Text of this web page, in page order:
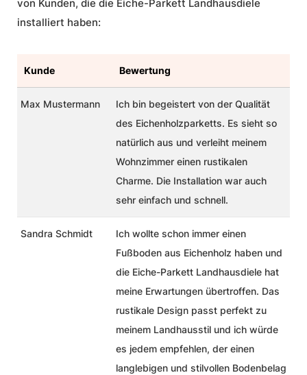
von Kunden, die die Eiche-Parkett Landhausdiele
installiert haben:
Kunde Bewertung
Max Mustermann
Ich bin begeistert von der Qualität
des Eichenholzparketts. Es sieht so
natürlich aus und verleiht meinem
Wohnzimmer einen rustikalen
Charme. Die Installation war auch
sehr einfach und schnell.
Sandra Schmidt
Ich wollte schon immer einen
Fußboden aus Eichenholz haben und
die Eiche-Parkett Landhausdiele hat
meine Erwartungen übertroffen. Das
rustikale Design passt perfekt zu
meinem Landhausstil und ich würde
es jedem empfehlen, der einen
langlebigen und stilvollen Bodenbelag